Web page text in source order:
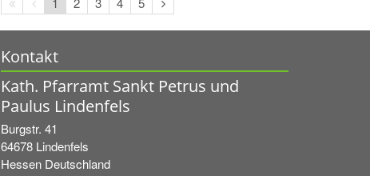
SeiteSeite
Seite
Kontakt
Kath. Pfarramt Sankt Petrus und
Paulus Lindenfels
Burgstr. 41
64678 Lindenfels
Hessen Deutschland